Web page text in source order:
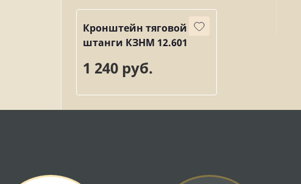
Кронштейн тяговой
штанги КЗНМ 12.601
1 240 руб.